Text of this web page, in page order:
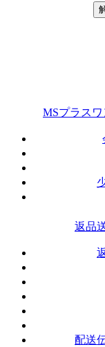
MSプラス
返品
配送